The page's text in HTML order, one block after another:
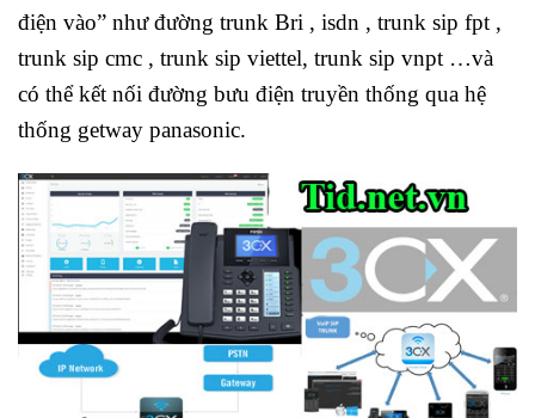
điện vào” như đường trunk Bri , isdn , trunk sip fpt ,
trunk sip cmc , trunk sip viettel, trunk sip vnpt …và
có thể kết nối đường bưu điện truyền thống qua hệ
thống getway panasonic.